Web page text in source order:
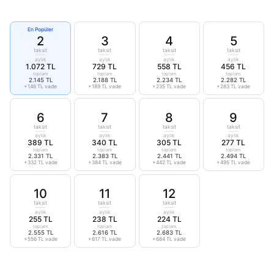
En Popüler
2
taksit
aylık
1.072 TL
toplam
2.145 TL
+146 TL vade
3
taksit
aylık
729 TL
toplam
2.188 TL
+189 TL vade
4
taksit
aylık
558 TL
toplam
2.234 TL
+235 TL vade
5
taksit
aylık
456 TL
toplam
2.282 TL
+283 TL vade
6
taksit
aylık
389 TL
toplam
2.331 TL
+332 TL vade
7
taksit
aylık
340 TL
toplam
2.383 TL
+384 TL vade
8
taksit
aylık
305 TL
toplam
2.441 TL
+442 TL vade
9
taksit
aylık
277 TL
toplam
2.494 TL
+495 TL vade
10
taksit
aylık
255 TL
toplam
2.555 TL
+556 TL vade
11
taksit
aylık
238 TL
toplam
2.616 TL
+617 TL vade
12
taksit
aylık
224 TL
toplam
2.683 TL
+684 TL vade